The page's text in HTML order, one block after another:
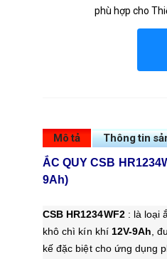
phù hợp cho
Mô tả Thông tin
ẮC QUY CSB
9Ah)
CSB HR1234WF2: là loại
khô chì kín khí 12V-9Ah ,
kế đặc biệt cho ứng dụng